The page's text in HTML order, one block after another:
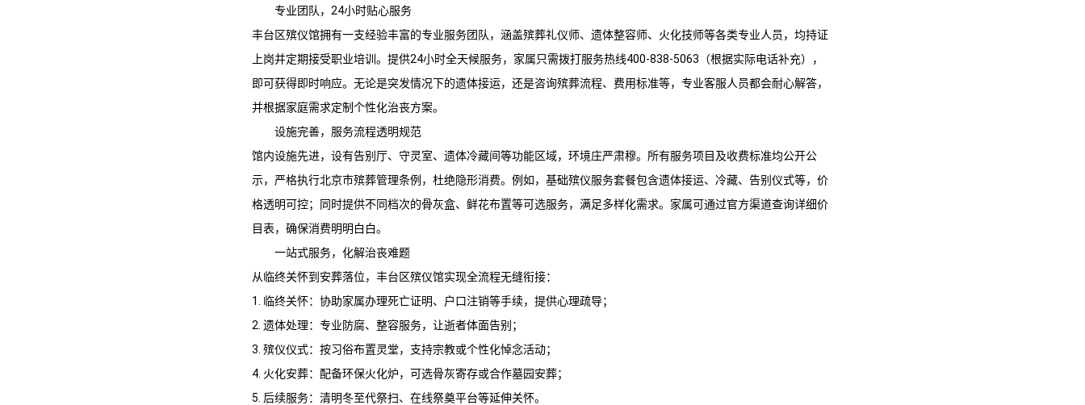
专业团队，24小时贴心服务
丰台区殡仪馆拥有一支经验丰富的专业服务团队，涵盖殡葬礼仪师、遗体整容师、火化技师等各类专业人员，均持证
上岗并定期接受职业培训。提供24小时全天候服务，家属只需拨打服务热线400-838-5063（根据实际电话补充），
即可获得即时响应。无论是突发情况下的遗体接运，还是咨询殡葬流程、费用标准等，专业客服人员都会耐心解答，
并根据家庭需求定制个性化治丧方案。
设施完善，服务流程透明规范
馆内设施先进，设有告别厅、守灵室、遗体冷藏间等功能区域，环境庄严肃穆。所有服务项目及收费标准均公开公
示，严格执行北京市殡葬管理条例，杜绝隐形消费。例如，基础殡仪服务套餐包含遗体接运、冷藏、告别仪式等，价
格透明可控；同时提供不同档次的骨灰盒、鲜花布置等可选服务，满足多样化需求。家属可通过官方渠道查询详细价
目表，确保消费明明白白。
一站式服务，化解治丧难题
从临终关怀到安葬落位， 丰台区殡仪馆实现全流程无缝衔接：
1. 临终关怀：协助家属办理死亡证明、户口注销等手续，提供心理疏导；
2. 遗体处理：专业防腐、整容服务，让逝者体面告别；
3. 殡仪仪式：按习俗布置灵堂，支持宗教或个性化悼念活动；
4. 火化安葬：配备环保火化炉，可选骨灰寄存或合作墓园安葬；
5. 后续服务：清明冬至代祭扫、在线祭奠平台等延伸关怀。